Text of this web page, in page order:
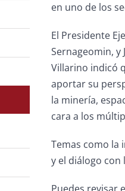
en uno de los
El Presidente
Sernageomin, y
Villarino indicó
aportar su
la minería,
cara a los
Temas como la
y el diálogo